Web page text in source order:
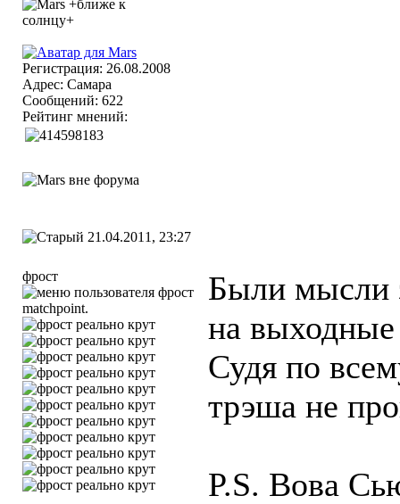
Регистрация: 26.08.2008
Адрес: Самара
Сообщений: 622
Рейтинг мнений:
21.04.2011, 23:27
фрост
matchpoint.
Были мысли
на
Судя по
трэша не
P.S. Вова